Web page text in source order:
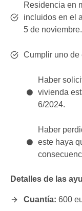
Residencia en
incluidos en el
5 de noviembre.
Cumplir uno de
Haber
vivienda
6/2024.
Haber
este haya
Detalles de las
Cuantía: 600